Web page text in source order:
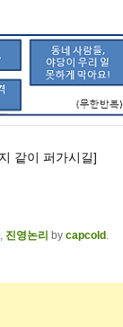
같이 퍼가시길]
, 진영논리 by capcold.